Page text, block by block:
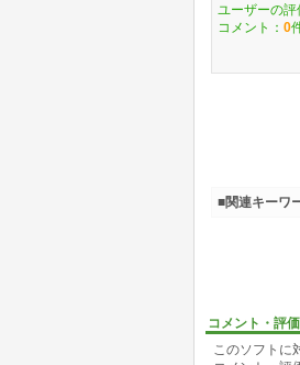
コメント・評価
このソフトに
ユーザーの評
コメント： 0
■関連キーワ